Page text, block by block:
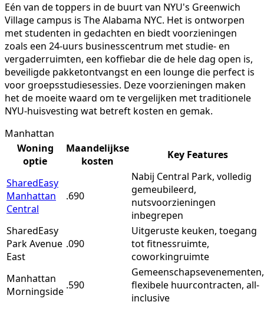
Eén van de toppers in de buurt van NYU's Greenwich
Village campus is The Alabama NYC. Het is ontworpen
met studenten in gedachten en biedt voorzieningen
zoals een 24-uurs businesscentrum met studie- en
vergaderruimten, een koffiebar die de hele dag open is,
beveiligde pakketontvangst en een lounge die perfect is
voor groepsstudiesessies. Deze voorzieningen maken
het de moeite waard om te vergelijken met traditionele
NYU-huisvesting wat betreft kosten en gemak.
Manhattan
Woning
optie
Maandelijkse
kosten
Key Features
SharedEasy
Manhattan
Central
.690
Nabij Central Park, volledig
gemeubileerd,
nutsvoorzieningen
inbegrepen
SharedEasy
Park Avenue
East
.090
Uitgeruste keuken, toegang
tot fitnessruimte,
coworkingruimte
Manhattan
Morningside .590
Gemeenschapsevenementen,
flexibele huurcontracten, all-
inclusive